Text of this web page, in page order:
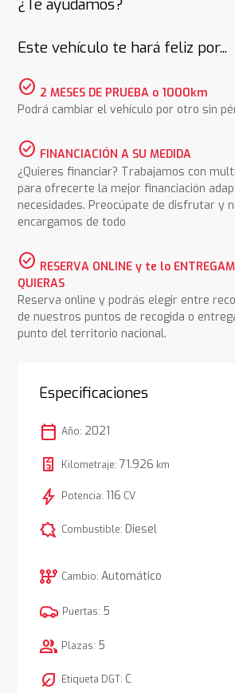
¿Te ayudamos?
Este vehículo te hará feliz por...
check_circle 2 MESES DE PRUEBA o 1000km
Podrá cambiar el vehículo por otro sin
check_circle FINANCIACIÓN A SU MEDIDA
¿Quieres financiar? Trabajamos con
para ofrecerte la mejor financiación
necesidades. Preocúpate de disfrutar y
encargamos de todo
check_circle RESERVA ONLINE y te lo
QUIERAS
Reserva online y podrás elegir entre
de nuestros puntos de recogida o
punto del territorio nacional.
Especificaciones
calendar_today Año: 2021
Kilometraje: 71.926 km
bolt Potencia: 116 CV
comic_bubble Combustible: Diesel
auto_transmission Cambio: Automático
Puertas: 5
group Plazas: 5
nest_eco_leaf Etiqueta DGT: C